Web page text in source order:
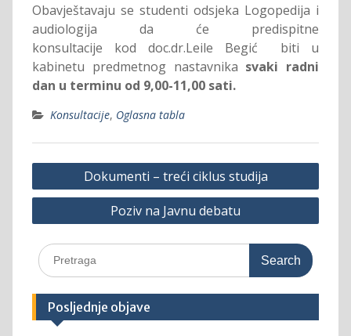
Obavještavaju se studenti odsjeka Logopedija i
audiologija da će predispitne
konsultacije kod doc.dr.Leile Begić biti u
kabinetu predmetnog nastavnika svaki radni
dan u terminu od 9,00-11,00 sati.
Konsultacije, Oglasna tabla
Post
navigation
Dokumenti – treći ciklus studija
Poziv na Javnu debatu
Search
for:
Posljednje objave